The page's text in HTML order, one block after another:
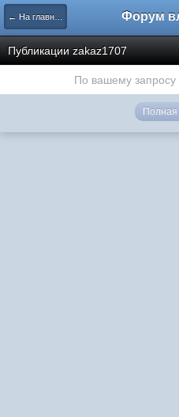
← На главную
Публикации zakaz1707
По вашему запросу
Полная